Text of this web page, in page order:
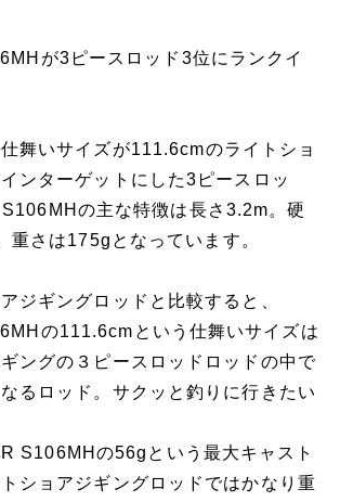
が3ピースロッド3位にランクイ
舞いサイズが111.6cmのライトショ
ンターゲットにした3ピースロッ
の主な特徴は長さ3.2m。硬
重さは175gとなっています。
ジギングロッドと比較すると、
の111.6cmという仕舞いサイズは
ングの３ピースロッドロッドの中で
るロッド。サクッと釣りに行きたい
S106MHの56gという最大キャスト
ショアジギングロッドではかなり重